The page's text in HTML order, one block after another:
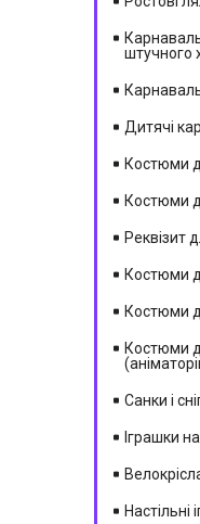
штучного
Дитячі
Костюми
Костюми
Реквізит
Костюми
Костюми
Костюми
Санки і
Іграшки
Настільні